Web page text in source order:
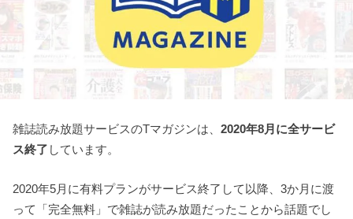
雑誌読み放題サービスのTマガジンは、2020年8月に全サービ
ス終了 しています。
2020年5月に有料プランがサービス終了して以降、3か月に渡
って「完全無料」で雑誌が読み放題だったことから話題でし